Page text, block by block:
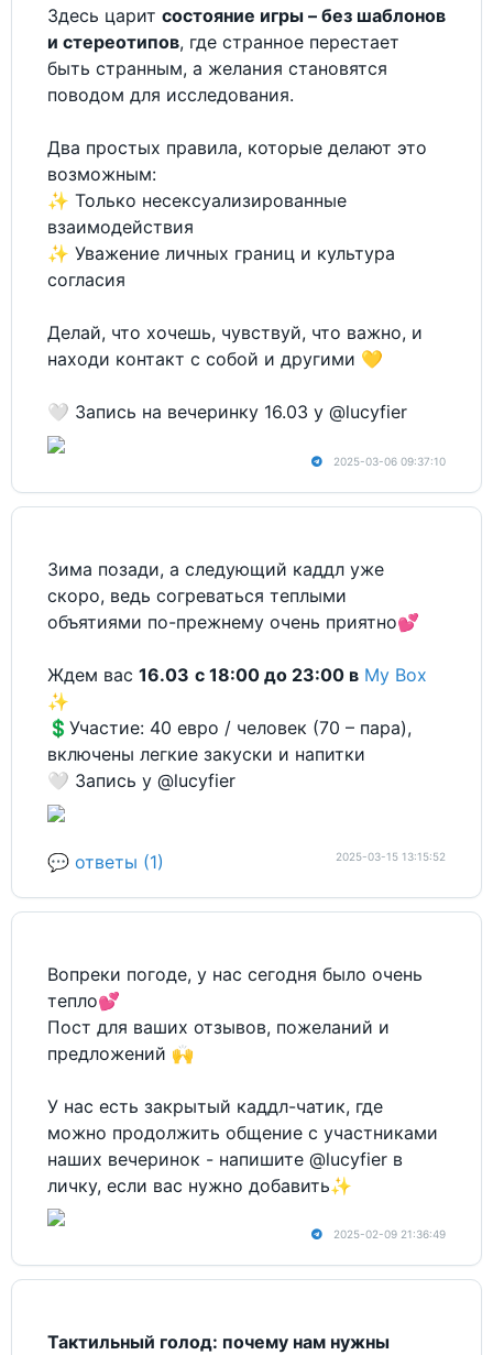
Здесь царит состояние игры – без шаблонов
и стереотипов, где странное перестает
быть странным, а желания становятся
поводом для исследования.
Два простых правила, которые делают это
возможным:
✨ Только несексуализированные
взаимодействия
✨ Уважение личных границ и культура
согласия
Делай, что хочешь, чувствуй, что важно, и
находи контакт с собой и другими 💛
🤍 Запись на вечеринку 16.03 у @lucyfier
2025-03-06 09:37:10
Зима позади, а следующий каддл уже
скоро, ведь согреваться теплыми
объятиями по-прежнему очень приятно💕
Ждем вас 16.03 с 18:00 до 23:00 в My Box
✨
💲Участие: 40 евро / человек (70 – пара),
включены легкие закуски и напитки
🤍 Запись у @lucyfier
💬 ответы (1) 2025-03-15 13:15:52
Вопреки погоде, у нас сегодня было очень
тепло💕
Пост для ваших отзывов, пожеланий и
предложений 🙌
У нас есть закрытый каддл-чатик, где
можно продолжить общение с участниками
наших вечеринок - напишите @lucyfier в
личку, если вас нужно добавить✨
2025-02-09 21:36:49
Тактильный голод: почему нам нужны